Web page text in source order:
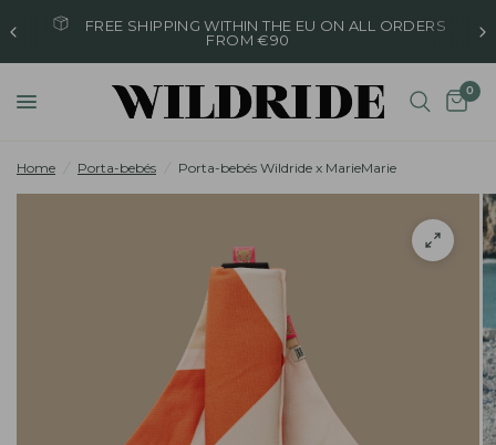
FREE SHIPPING WITHIN THE EU ON ALL ORDERS
FROM €90
0
Home Porta-bebés Porta-bebés Wildride x MarieMarie